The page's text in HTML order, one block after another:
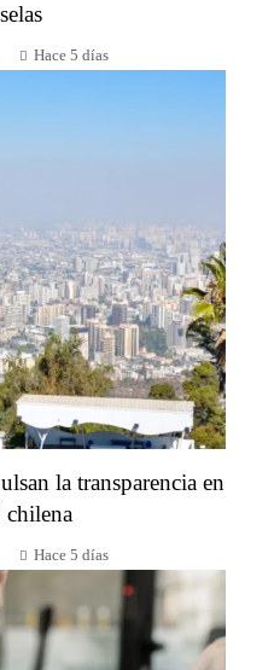
Hace 5 días
la transparencia en
chilena
Hace 5 días